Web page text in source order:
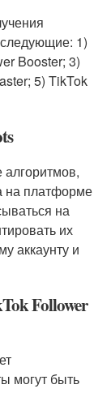
1)
Booster; 3)
5) TikTok
на платформе
на
их
аккаунту и
Follower
могут быть